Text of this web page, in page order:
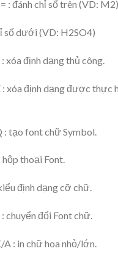
: đánh chỉ số trên (VD: M2)
số dưới (VD: H2SO4)
xóa định dạng thủ công.
: xóa định dạng được thực
: tạo font chữ Symbol.
hộp thoại Font.
định dạng cỡ chữ.
chuyển đổi Font chữ.
: in chữ hoa nhỏ/lớn.